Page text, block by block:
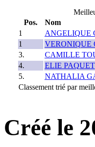
Pos.
Nom
1
ANGELIQUE
1
VERONIQUE
3.
CAMILLE
4.
ELIE PAQUET
5.
NATHALIA
Classement trié par
Créé le